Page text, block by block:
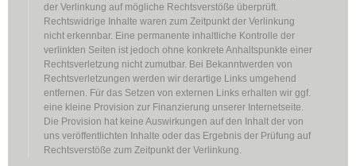
der Verlinkung auf mögliche Rechtsverstöße überprüft.
Rechtswidrige Inhalte waren zum Zeitpunkt der Verlinkung
nicht erkennbar. Eine permanente inhaltliche Kontrolle der
verlinkten Seiten ist jedoch ohne konkrete Anhaltspunkte einer
Rechtsverletzung nicht zumutbar. Bei Bekanntwerden von
Rechtsverletzungen werden wir derartige Links umgehend
entfernen. Für das Setzen von externen Links erhalten wir ggf.
eine kleine Provision zur Finanzierung unserer Internetseite.
Die Provision hat keine Auswirkungen auf den Inhalt der von
uns veröffentlichten Inhalte oder das Ergebnis der Prüfung auf
Rechtsverstöße zum Zeitpunkt der Verlinkung.